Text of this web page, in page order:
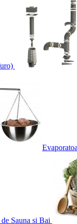
Sauna si Bai